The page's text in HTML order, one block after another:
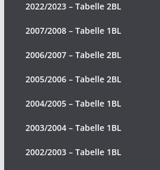
2022/2023 – Tabelle 2BL
2007/2008 – Tabelle 1BL
2006/2007 – Tabelle 2BL
2005/2006 – Tabelle 2BL
2004/2005 – Tabelle 1BL
2003/2004 – Tabelle 1BL
2002/2003 – Tabelle 1BL